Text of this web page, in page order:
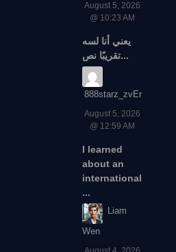
August 5, 2026
@ 10:23 AM
يعني أنا لسه
تقريبًا نص...
888starz_zvEr
August 5, 2026
@ 12:59 AM
I learned
about an
international
...
Liam
Wen